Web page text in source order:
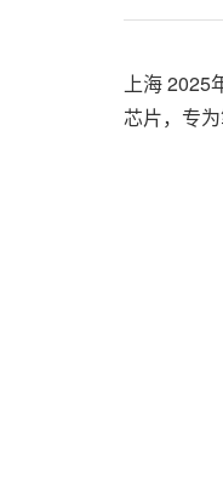
上海2025
芯片，专